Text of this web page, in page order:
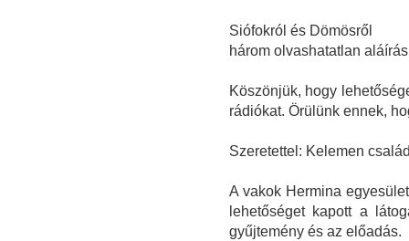
Siófokról és Dömösről
három olvashatatlan aláírás
Köszönjük, hogy
rádiókat. Örülünk ennek,
Szeretettel: Kelemen
A vakok Hermina
lehetőséget kapott a
gyűjtemény és az előadás.